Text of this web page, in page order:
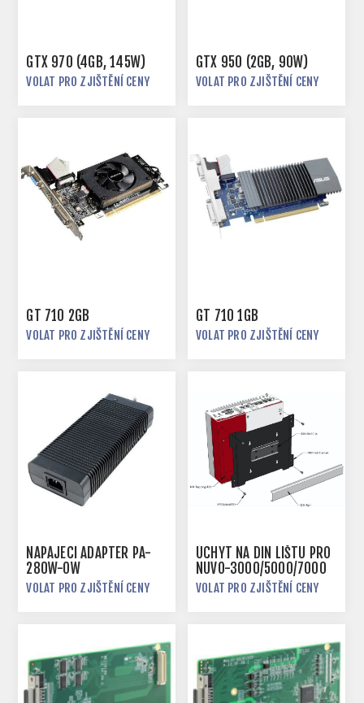
GTX 970 (4GB, 145W)
VOLAT PRO ZJIŠTĚNÍ CENY
GTX 950 (2GB, 90W)
VOLAT PRO ZJIŠTĚNÍ CENY
GT 710 2GB
VOLAT PRO ZJIŠTĚNÍ CENY
GT 710 1GB
VOLAT PRO ZJIŠTĚNÍ CENY
NAPÁJECÍ ADAPTÉR PA-
280W-OW
VOLAT PRO ZJIŠTĚNÍ CENY
ÚCHYT NA DIN LIŠTU PRO
NUVO-3000/5000/7000
VOLAT PRO ZJIŠTĚNÍ CENY